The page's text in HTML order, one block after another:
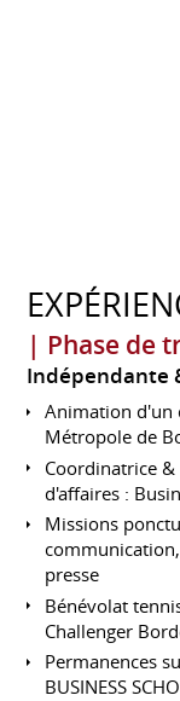
| Phase de
Indépendante
Animation d'un
Métropole de
Coordinatrice
d'affaires :
Missions
presse
Bénévolat
Challenger
Permanences
BUSINESS